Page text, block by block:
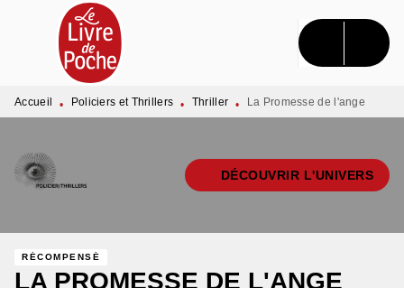
MENU RECHERCHE CONTENU
PIED DE PAGE
Accueil • Policiers et Thrillers • Thriller • La Promesse de l'ange
DÉCOUVRIR L'UNIVERS
RÉCOMPENSÉ
LA PROMESSE DE L'ANGE